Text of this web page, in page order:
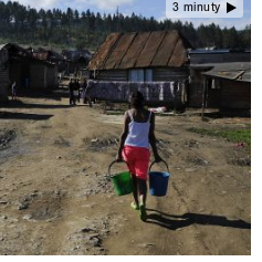
3 minuty